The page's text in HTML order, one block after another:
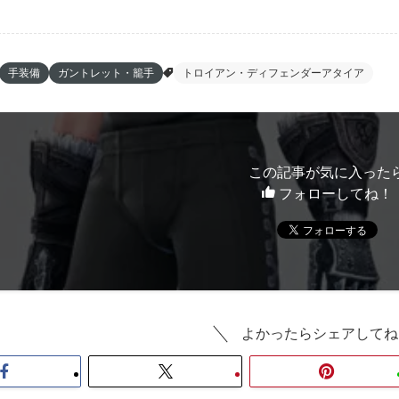
手装備 ガントレット・籠手 トロイアン・ディフェンダーアタイア
この記事が気に入った
フォローしてね！
よかったらシェアして